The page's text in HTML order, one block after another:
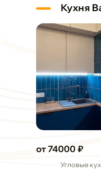
Кухня
от 74000 ₽
Угловые